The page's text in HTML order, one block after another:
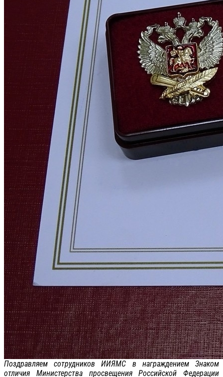
Поздравляем сотрудников ИИЯМС в награждением Знаком
отличия Министерства просвещения Российской Федерации